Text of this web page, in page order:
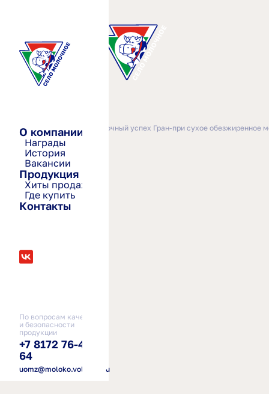
О компании
Награды
История
Вакансии
Продукция
Хиты продаж
Где купить
Контакты
По вопросам качества
и безопасности
продукции
+7 8172 76-41-
64
uomz@moloko.vologda.ru
Главная— 2006-2008 Молочный успех Гран-при сухое обезжиренное